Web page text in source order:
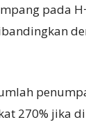
pada
270% jika